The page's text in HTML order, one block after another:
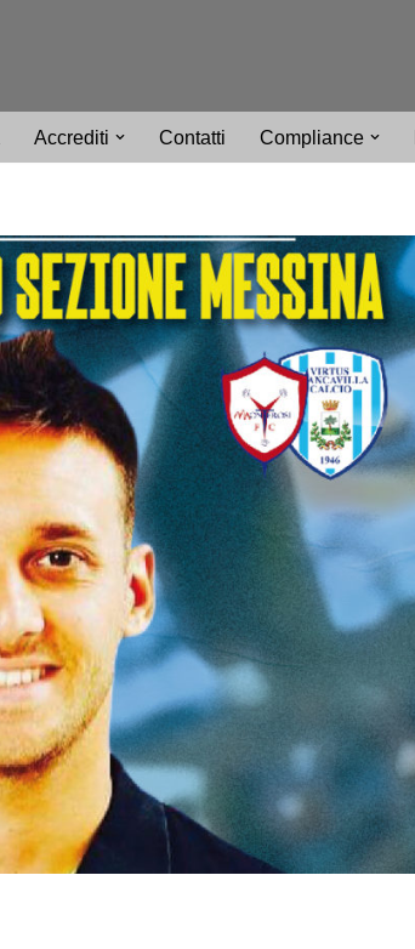
Accrediti Contatti Compliance